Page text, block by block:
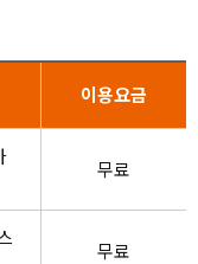
창의아고라
라운지
이용요금
무료
무료